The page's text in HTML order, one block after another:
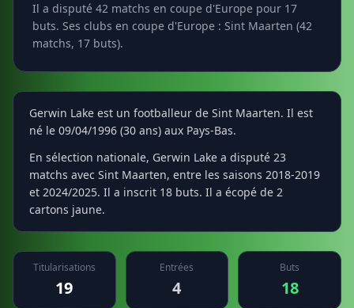
Il a disputé 42 matchs en coupe d'Europe pour 17
buts. Ses clubs en coupe d'Europe : Sint Maarten (42
matchs, 17 buts).
Gerwin Lake est un footballeur de Sint Maarten. Il est
né le 09/04/1996 (30 ans) aux Pays-Bas.
En sélection nationale, Gerwin Lake a disputé 23
matchs avec Sint Maarten, entre les saisons 2018-2019
et 2024/2025. Il a inscrit 18 buts. Il a écopé de 2
cartons jaune.
Titularisations
19
Entrées
4
Buts
18